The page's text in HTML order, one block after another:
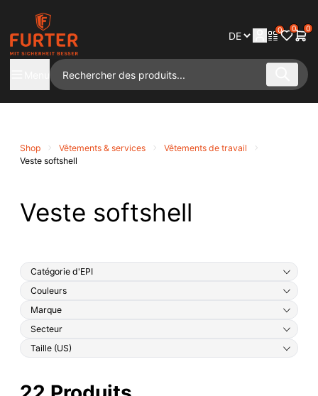
0 0 0
Shop Vêtements & services
Vêtements de travail
Veste softshell
Veste softshell
Catégorie d'EPI
Couleurs
Marque
Secteur
Taille (US)